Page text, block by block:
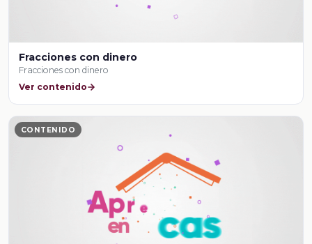
Fracciones con dinero
Fracciones con dinero
Ver contenido
CONTENIDO